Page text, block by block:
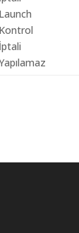
Launch
Kontrol
İptali